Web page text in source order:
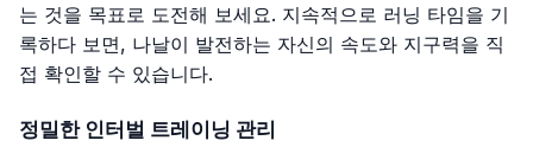
는 것을 목표로 도전해 보세요. 지속적으로 러닝 타임을 기
록하다 보면, 나날이 발전하는 자신의 속도와 지구력을 직
접 확인할 수 있습니다.
정밀한 인터벌 트레이닝 관리